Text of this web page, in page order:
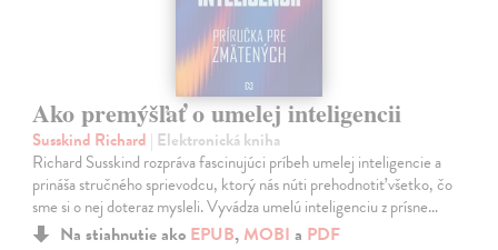
Ako premýšľať o umelej inteligencii
Susskind Richard | Elektronická kniha
Richard Susskind rozpráva fascinujúci príbeh umelej inteligencie a
prináša stručného sprievodcu, ktorý nás núti prehodnotiť všetko, čo
sme si o nej doteraz mysleli. Vyvádza umelú inteligenciu z prísne…
Na stiahnutie ako EPUB, MOBI a PDF